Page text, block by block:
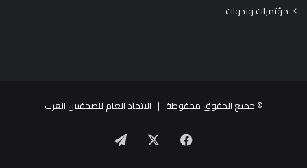
مؤتمرات وندوات
© جميع الحقوق محفوظة | الاتحاد العام للصحفيين العرب
فيسبوك تيلقرام